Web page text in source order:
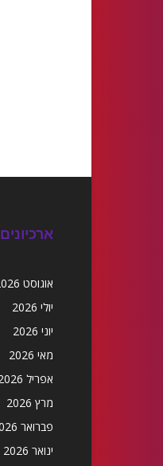
ארכיונים
אוגוסט 2026
יולי 2026
יוני 2026
מאי 2026
אפריל 2026
מרץ 2026
פברואר 2026
ינואר 2026